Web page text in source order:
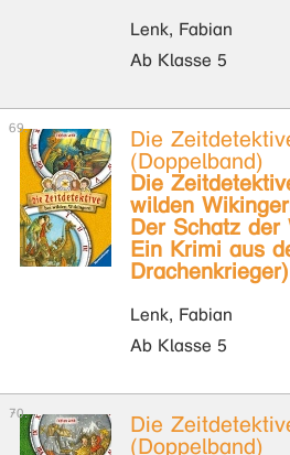
Lenk, Fabian
Ab Klasse 5
Die
(Doppelband)
Die
wilden
Der Schatz der
Ein Krimi aus
Drachenkrieger)
Lenk, Fabian
Ab Klasse 5
Die
(Doppelband)